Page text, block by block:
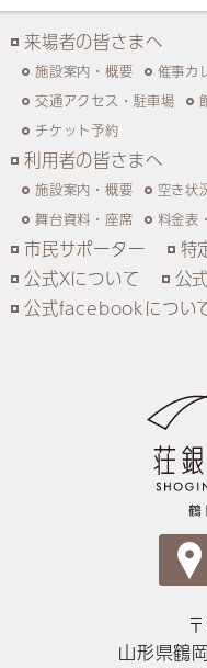
来場者の皆さまへ
施設案内・概要 催事カ
交通アクセス・駐車場
チケット予約
利用者の皆さまへ
施設案内・概要 空き状
舞台資料・座席
料金表
市民サポーター
特
公式Xについて
公
公式facebookについ
山形県鶴